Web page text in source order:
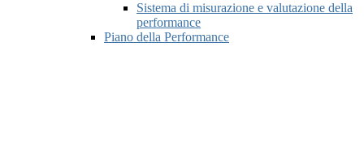
Sistema di misurazione e valutazione della
performance
Piano della Performance